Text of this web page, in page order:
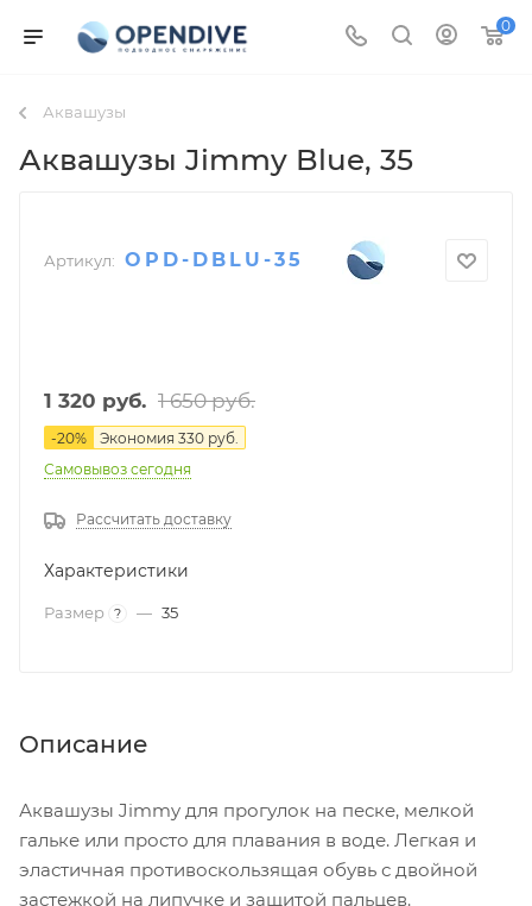
0
Аквашузы
Аквашузы Jimmy Blue, 35
Артикул: OPD-DBLU-35
1 320 руб. 1 650руб.
-20% Экономия 330 руб.
Самовывоз сегодня
Рассчитать доставку
Характеристики
Размер ? — 35
Описание
Аквашузы Jimmy для прогулок на песке, мелкой
гальке или просто для плавания в воде. Легкая и
эластичная противоскользящая обувь с двойной
застежкой на липучке и защитой пальцев.